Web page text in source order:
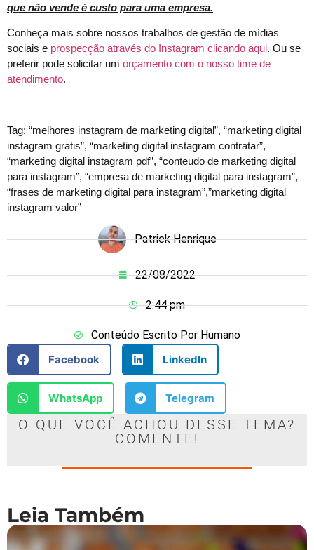
que não vende é custo para uma empresa.
Conheça mais sobre nossos trabalhos de gestão de mídias
sociais e prospecção através do Instagram clicando aqui. Ou se
preferir pode solicitar um orçamento com o nosso time de
atendimento.
Tag: “melhores instagram de marketing digital”, “marketing digital
instagram gratis”, “marketing digital instagram contratar”,
“marketing digital instagram pdf”, “conteudo de marketing digital
para instagram”, “empresa de marketing digital para instagram”,
“frases de marketing digital para instagram”,”marketing digital
instagram valor”
Patrick Henrique
22/08/2022
2:44 pm
Conteúdo Escrito Por Humano
Facebook
LinkedIn
WhatsApp Telegram
O QUE VOCÊ ACHOU DESSE TEMA?
COMENTE!
Leia Também